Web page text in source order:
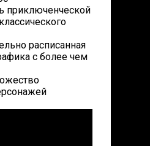
приключенческой
расписанная
с более чем